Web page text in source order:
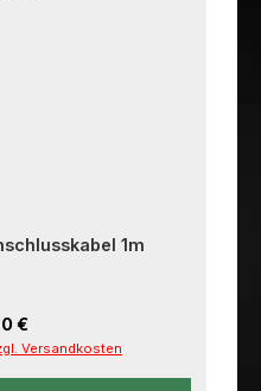
1m
Preis:
€
Versandkosten